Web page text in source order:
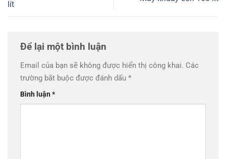
lít
Để lại một bình luận
Email của bạn sẽ không được hiển thị công khai. Các
trường bắt buộc được đánh dấu *
Bình luận*